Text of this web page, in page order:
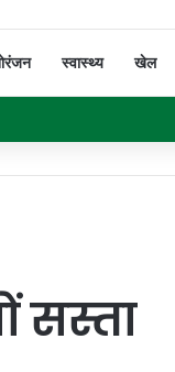
स्वास्थ्य खेल
सस्ता